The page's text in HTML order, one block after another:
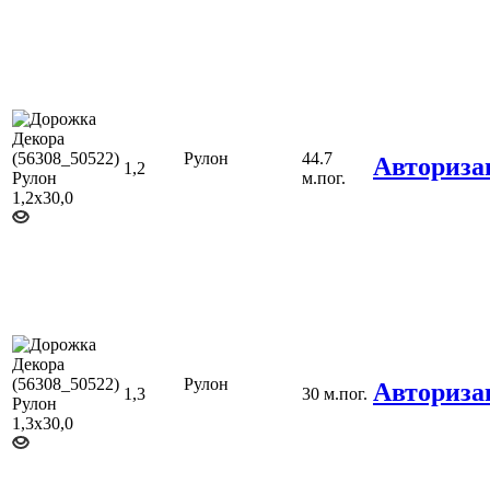
1,2
Рулон
44.7
м.пог.
1,3
Рулон
30 м.пог.